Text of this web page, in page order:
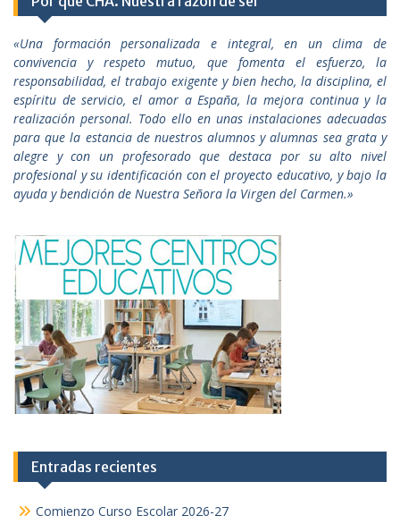
«Una formación personalizada e integral, en un clima de
convivencia y respeto mutuo, que fomenta el esfuerzo, la
responsabilidad, el trabajo exigente y bien hecho, la disciplina, el
espíritu de servicio, el amor a España, la mejora continua y la
realización personal. Todo ello en unas instalaciones adecuadas
para que la estancia de nuestros alumnos y alumnas sea grata y
alegre y con un profesorado que destaca por su alto nivel
profesional y su identificación con el proyecto educativo, y bajo la
ayuda y bendición de Nuestra Señora la Virgen del Carmen.»
Entradas recientes
Comienzo Curso Escolar 2026-27